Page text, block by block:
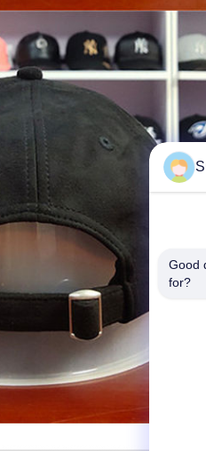
Good
for?